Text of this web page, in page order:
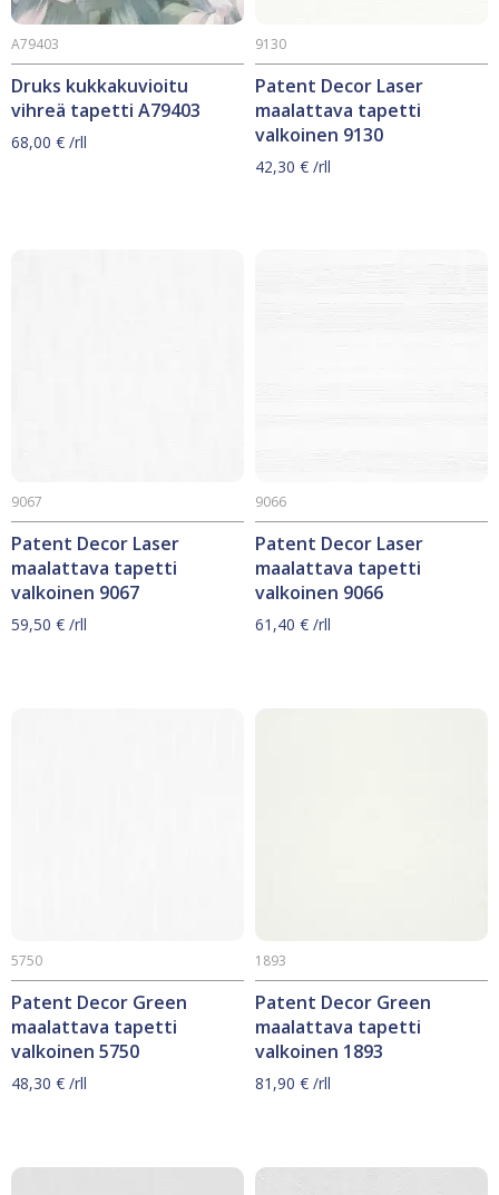
Druks kukkakuvioitu
vihreä tapetti A79403
A79403
68,00 € /rll
Patent Decor Laser
maalattava tapetti
valkoinen 9130
9130
42,30 € /rll
Patent Decor Laser
maalattava tapetti
valkoinen 9067
9067
59,50 € /rll
Patent Decor Laser
maalattava tapetti
valkoinen 9066
9066
61,40 € /rll
Patent Decor Green
maalattava tapetti
valkoinen 5750
5750
48,30 € /rll
Patent Decor Green
maalattava tapetti
valkoinen 1893
1893
81,90 € /rll